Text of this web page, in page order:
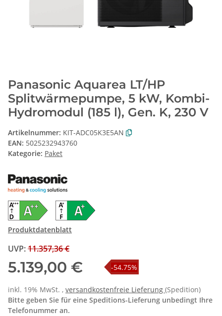
Panasonic Aquarea LT/HP
Splitwärmepumpe, 5 kW, Kombi-
Hydromodul (185 l), Gen. K, 230 V
Artikelnummer: KIT-ADC05K3E5AN
EAN: 5025232943760
Kategorie: Paket
Produktdatenblatt
UVP:11.357,36 €
-54.75%
5.139,00 €
inkl. 19% MwSt. , versandkostenfreie Lieferung (Spedition)
Bitte geben Sie für eine Speditions-Lieferung unbedingt Ihre
Telefonummer an.